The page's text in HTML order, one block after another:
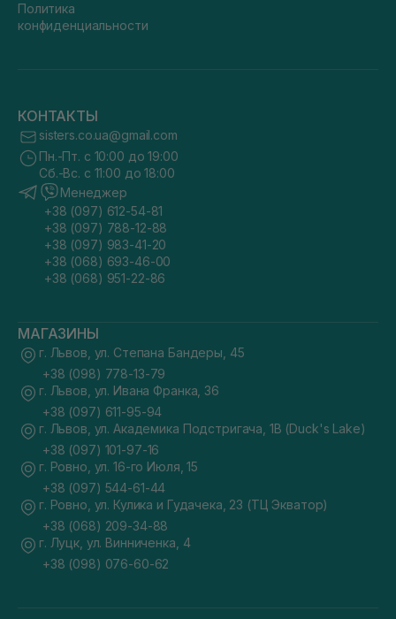
Политика
конфиденциальности
КОНТАКТЫ
sisters.co.ua@gmail.com
Пн.-Пт. с 10:00 до 19:00
Сб.-Вс. с 11:00 до 18:00
Менеджер
+38 (097) 612-54-81
+38 (097) 788-12-88
+38 (097) 983-41-20
+38 (068) 693-46-00
+38 (068) 951-22-86
МАГАЗИНЫ
г. Львов, ул. Степана Бандеры, 45
+38 (098) 778-13-79
г. Львов, ул. Ивана Франка, 36
+38 (097) 611-95-94
г. Львов, ул. Академика Подстригача, 1В (Duck's Lake)
+38 (097) 101-97-16
г. Ровно, ул. 16-го Июля, 15
+38 (097) 544-61-44
г. Ровно, ул. Кулика и Гудачека, 23 (ТЦ Экватор)
+38 (068) 209-34-88
г. Луцк, ул. Винниченка, 4
+38 (098) 076-60-62